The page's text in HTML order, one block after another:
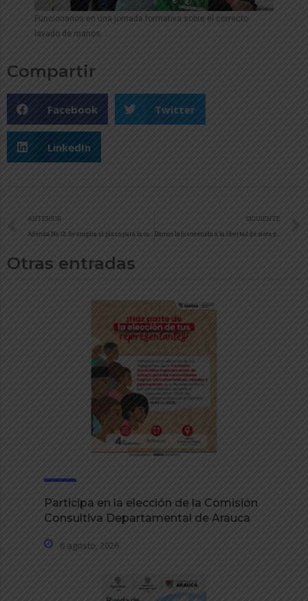
Funcionarios en una jornada formativa sobre el correcto
lavado de manos
Compartir
Facebook Twitter
LinkedIn
ANTERIOR
Adenda No. 01: Se amplía el plazo para la convocatoria de representantes ante la Mesa Departamental de Compras Públicas Locales
SIGUIENTE
Damos la bienvenida a la libertad de siete personas en el departamento de Arauca
Otras entradas
Participa en la elección de la Comisión
Consultiva Departamental de Arauca
6 agosto, 2026